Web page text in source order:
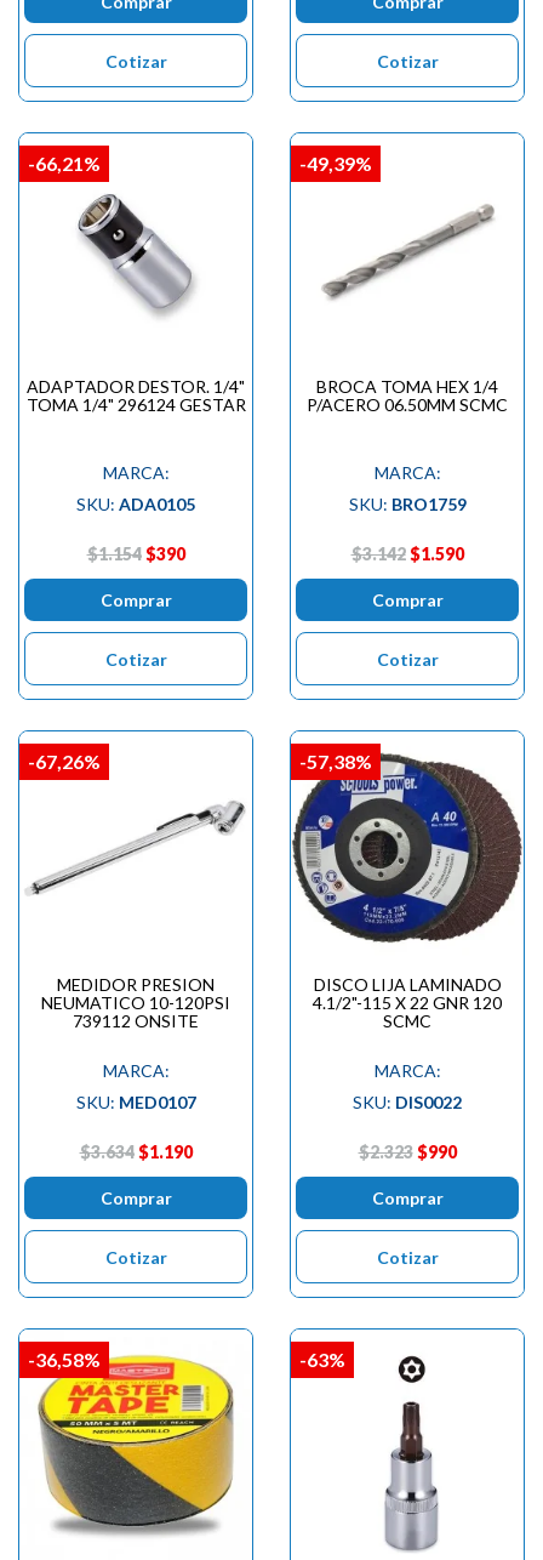
Cotizar Cotizar
ADAPTADOR DESTOR. 1/4"
TOMA 1/4" 296124 GESTAR
MARCA:
SKU: ADA0105
$1.154 $390
Comprar
Cotizar
-66,21%
BROCA TOMA HEX 1/4
P/ACERO 06.50MM SCMC
MARCA:
SKU: BRO1759
$3.142 $1.590
Comprar
Cotizar
-49,39%
MEDIDOR PRESION
NEUMATICO 10-120PSI
739112 ONSITE
MARCA:
SKU: MED0107
$3.634 $1.190
Comprar
Cotizar
-67,26%
DISCO LIJA LAMINADO
4.1/2"-115 X 22 GNR 120
SCMC
MARCA:
SKU: DIS0022
$2.323 $990
Comprar
Cotizar
-57,38%
-36,58% -63%